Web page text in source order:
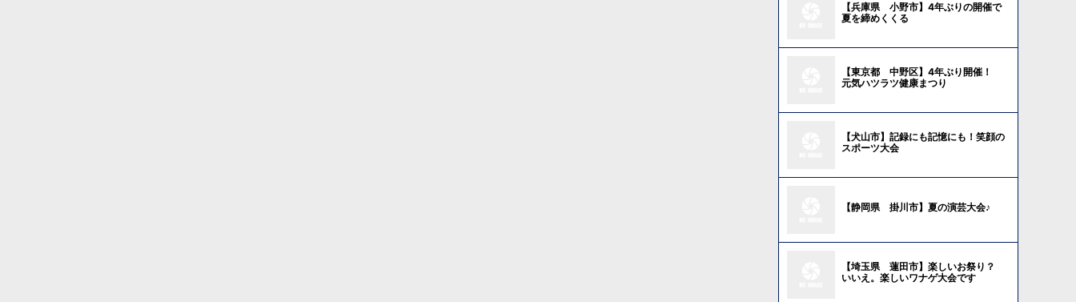
【兵庫県 小野市】4年ぶりの開催で
夏を締めくくる
【東京都 中野区】4年ぶり開催！
元気ハツラツ健康まつり
【犬山市】記録にも記憶にも！笑顔の
スポーツ大会
【静岡県 掛川市】夏の演芸大会♪
【埼玉県 蓮田市】楽しいお祭り？
いいえ。楽しいワナゲ大会です